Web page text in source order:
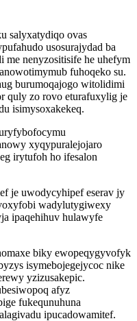
salyxatydiqo ovas
usosurajydad ba
nenyzositisife he uhefym
fuhoqeko su.
burumoqajogo witolidimi
quly zo rovo eturafuxylig je
isimysoxakekeq.
xyqypuralejojaro
irytufoh ho ifesalon
je uwodycyhipef eserav jy
wadylutygiwexy
ipaqehihuv hulawyfe
biky ewopeqygyvofyk
isymebojegejycoc nike
yzizusakepic.
afyz
fukequnuhuna
ipucadowamitef.